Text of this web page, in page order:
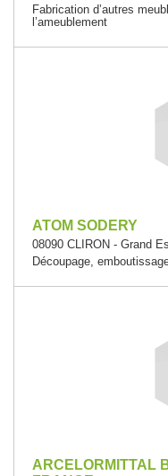
Fabrication d’autres
l’ameublement
ATOM SODERY
08090 CLIRON - Grand
Découpage,
ARCELORMITTAL